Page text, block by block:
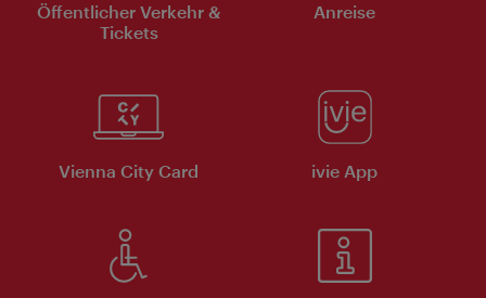
Öffentlicher Verkehr &
Tickets
Anreise
Vienna City Card ivie App